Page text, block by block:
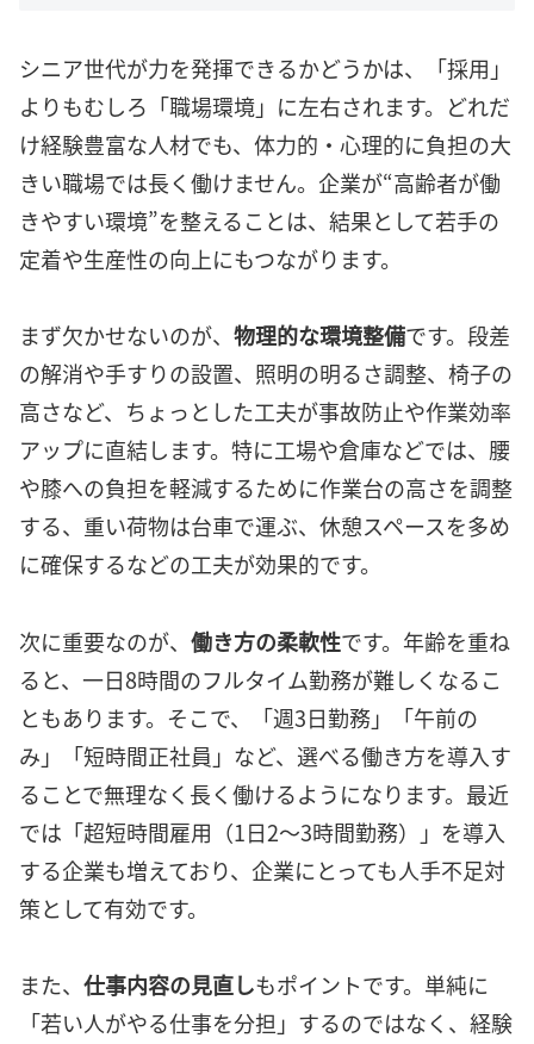
シニア世代が力を発揮できるかどうかは、「採用」
よりもむしろ「職場環境」に左右されます。どれだ
け経験豊富な人材でも、体力的・心理的に負担の大
きい職場では長く働けません。企業が“高齢者が働
きやすい環境”を整えることは、結果として若手の
定着や生産性の向上にもつながります。
まず欠かせないのが、 物理的な環境整備です。段差
の解消や手すりの設置、照明の明るさ調整、椅子の
高さなど、ちょっとした工夫が事故防止や作業効率
アップに直結します。特に工場や倉庫などでは、腰
や膝への負担を軽減するために作業台の高さを調整
する、重い荷物は台車で運ぶ、休憩スペースを多め
に確保するなどの工夫が効果的です。
次に重要なのが、 働き方の柔軟性です。年齢を重ね
ると、一日8時間のフルタイム勤務が難しくなるこ
ともあります。そこで、「週3日勤務」「午前の
み」「短時間正社員」など、選べる働き方を導入す
ることで無理なく長く働けるようになります。最近
では「超短時間雇用（1日2〜3時間勤務）」を導入
する企業も増えており、企業にとっても人手不足対
策として有効です。
また、 仕事内容の見直しもポイントです。単純に
「若い人がやる仕事を分担」するのではなく、経験